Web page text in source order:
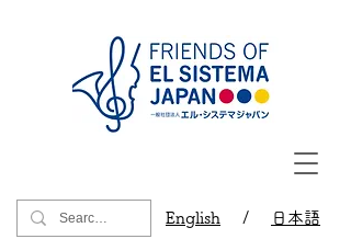
English / 日本語